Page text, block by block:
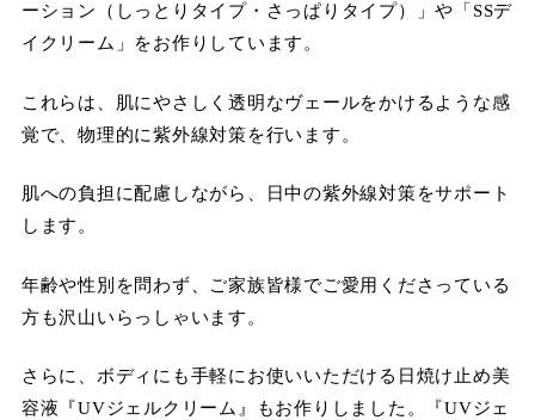
ーション（しっとりタイプ・さっぱりタイプ）」や「SSデ
イクリーム」をお作りしています。
これらは、肌にやさしく透明なヴェールをかけるような感
覚で、物理的に紫外線対策を行います。
肌への負担に配慮しながら、日中の紫外線対策をサポート
します。
年齢や性別を問わず、ご家族皆様でご愛用くださっている
方も沢山いらっしゃいます。
さらに、ボディにも手軽にお使いいただける日焼け止め美
容液『UVジェルクリーム』もお作りしました。『UVジェ